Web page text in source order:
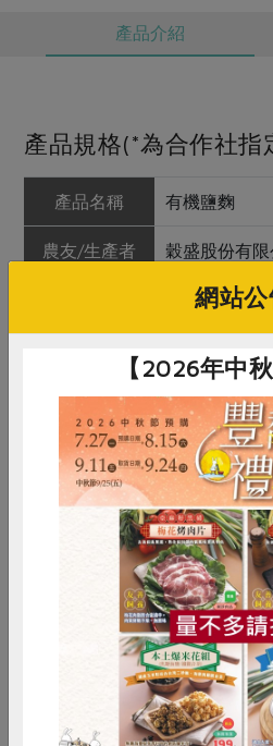
產品介紹
產品規格(*為合作社指
產品名稱 有機鹽麴
農友/生產者 穀盛股份有限
台灣
內容物 有機米(台灣)
保存條件
冷藏未拆封可
儘早食用
產品說明
以有機米，百
加防腐劑及
調理方式
1. 漬鹽小黃瓜
高麗菜
2. 肉類、魚
放置於冰箱一
注意事項
1. 鹽麴顏色隨
RPET 食
雞蛋 食安 共
網站
【2026年中